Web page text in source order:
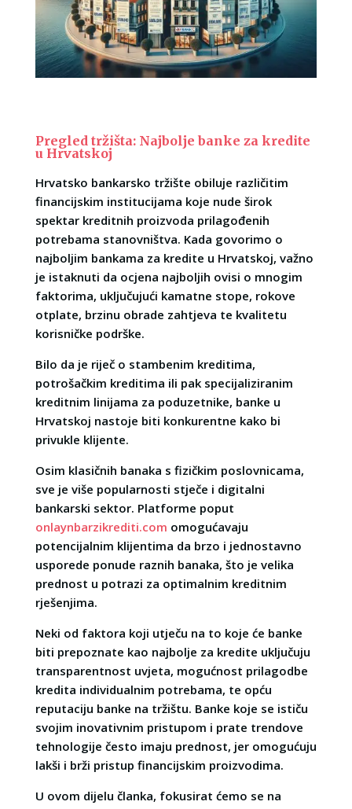
Pregled tržišta: Najbolje banke za kredite
u Hrvatskoj
Hrvatsko bankarsko tržište obiluje različitim
financijskim institucijama koje nude širok
spektar kreditnih proizvoda prilagođenih
potrebama stanovništva. Kada govorimo o
najboljim bankama za kredite u Hrvatskoj, važno
je istaknuti da ocjena najboljih ovisi o mnogim
faktorima, uključujući kamatne stope, rokove
otplate, brzinu obrade zahtjeva te kvalitetu
korisničke podrške.
Bilo da je riječ o stambenim kreditima,
potrošačkim kreditima ili pak specijaliziranim
kreditnim linijama za poduzetnike, banke u
Hrvatskoj nastoje biti konkurentne kako bi
privukle klijente.
Osim klasičnih banaka s fizičkim poslovnicama,
sve je više popularnosti stječe i digitalni
bankarski sektor. Platforme poput
onlaynbarzikrediti.com omogućavaju
potencijalnim klijentima da brzo i jednostavno
usporede ponude raznih banaka, što je velika
prednost u potrazi za optimalnim kreditnim
rješenjima.
Neki od faktora koji utječu na to koje će banke
biti prepoznate kao najbolje za kredite uključuju
transparentnost uvjeta, mogućnost prilagodbe
kredita individualnim potrebama, te opću
reputaciju banke na tržištu. Banke koje se ističu
svojim inovativnim pristupom i prate trendove
tehnologije često imaju prednost, jer omogućuju
lakši i brži pristup financijskim proizvodima.
U ovom dijelu članka, fokusirat ćemo se na